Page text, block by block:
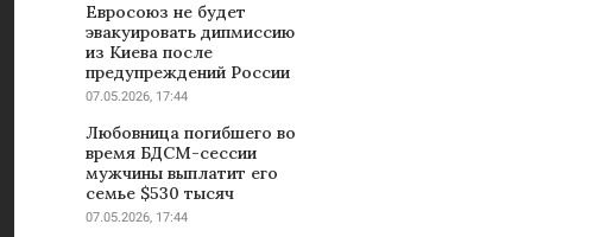
Евросоюз не будет
эвакуировать дипмиссию
из Киева после
предупреждений России
07.05.2026, 17:44
Любовница погибшего во
время БДСМ-сессии
мужчины выплатит его
семье $530 тысяч
07.05.2026, 17:44